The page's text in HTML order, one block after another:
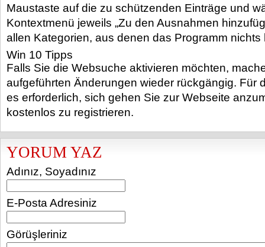
Maustaste auf die zu schützenden Einträge und
Kontextmenü jeweils „Zu den Ausnahmen
allen Kategorien, aus denen das Programm nichts
Win 10 Tipps
Falls Sie die Websuche aktivieren möchten,
aufgeführten Änderungen wieder rückgängig. Für
es erforderlich, sich gehen Sie zur Webseite
kostenlos zu registrieren.
YORUM YAZ
Adınız, Soyadınız
E-Posta Adresiniz
Görüşleriniz